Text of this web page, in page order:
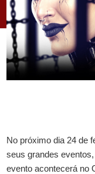
No próximo dia 24 de
seus grandes
evento acontecerá no